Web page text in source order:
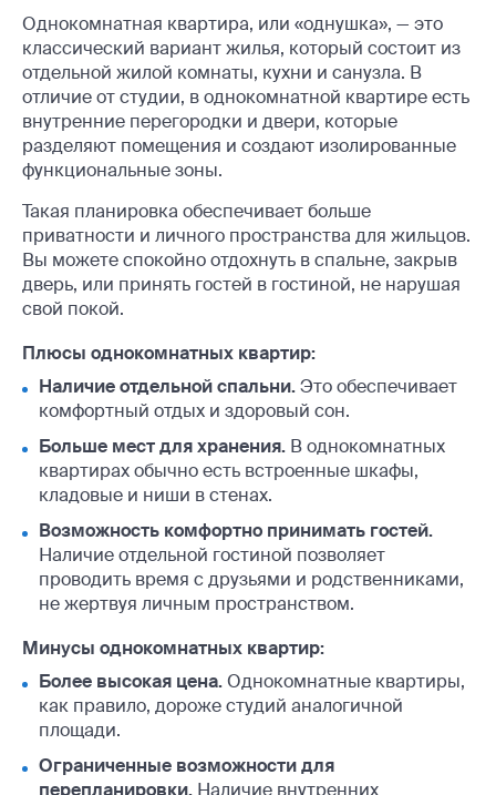
Однокомнатная квартира, или «однушка», — это
классический вариант жилья, который состоит из
отдельной жилой комнаты, кухни и санузла. В
отличие от студии, в однокомнатной квартире есть
внутренние перегородки и двери, которые
разделяют помещения и создают изолированные
функциональные зоны.
Такая планировка обеспечивает больше
приватности и личного пространства для жильцов.
Вы можете спокойно отдохнуть в спальне, закрыв
дверь, или принять гостей в гостиной, не нарушая
свой покой.
Плюсы однокомнатных квартир:
Наличие отдельной спальни.Это обеспечивает
комфортный отдых и здоровый сон.
Больше мест для хранения. В однокомнатных
квартирах обычно есть встроенные шкафы,
кладовые и ниши в стенах.
Возможность комфортно принимать гостей.
Наличие отдельной гостиной позволяет
проводить время с друзьями и родственниками,
не жертвуя личным пространством.
Минусы однокомнатных квартир:
Более высокая цена.Однокомнатные квартиры,
как правило, дороже студий аналогичной
площади.
Ограниченные возможности для